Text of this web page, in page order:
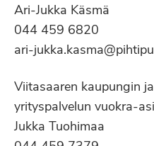
Ari-Jukka Käsmä
044 459 6820
ari-
Viitasaaren kaupungin
yrityspalvelun vuokra-
Jukka Tuohimaa